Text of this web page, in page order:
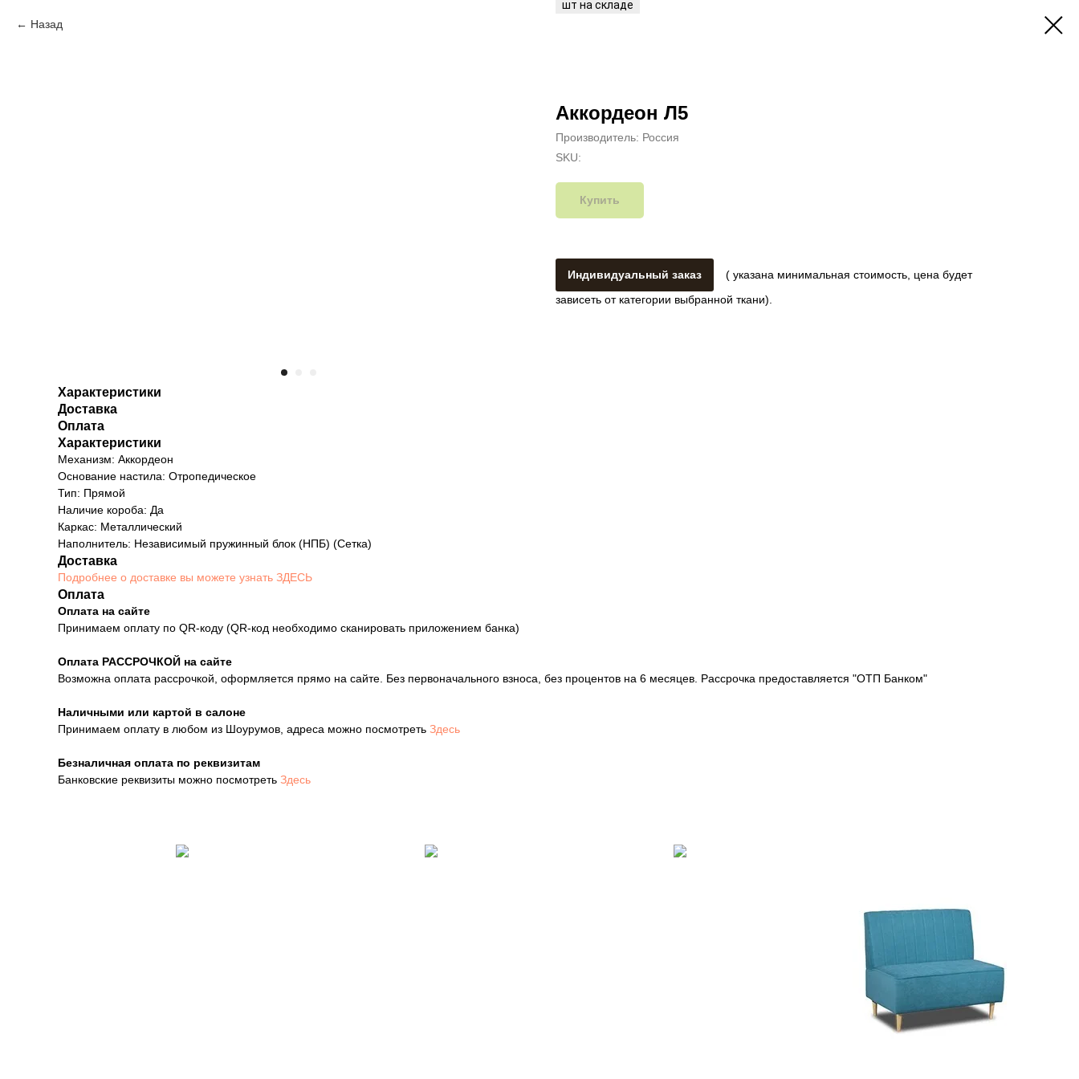
Назад
Аккордеон Л5
Производитель: Россия
SKU:
Купить
Индивидуальный заказ
( указана минимальная стоимость, цена будет
зависеть от категории выбранной ткани).
Характеристики
Доставка
Оплата
Характеристики
Механизм: Аккордеон
Основание настила: Отропедическое
Тип: Прямой
Наличие короба: Да
Каркас: Металлический
Наполнитель: Независимый пружинный блок (НПБ) (Сетка)
Доставка
Подробнее о доставке вы можете узнать ЗДЕСЬ
Оплата
Оплата на сайте
Принимаем оплату по QR-коду (QR-код необходимо сканировать приложением банка)
Оплата РАССРОЧКОЙ на сайте
Возможна оплата рассрочкой, оформляется прямо на сайте. Без первоначального взноса, без процентов на 6 месяцев. Рассрочка предоставляется "ОТП Банком"
Наличными или картой в салоне
Принимаем оплату в любом из Шоурумов, адреса можно посмотреть Здесь
Безналичная оплата по реквизитам
Банковские реквизиты можно посмотреть Здесь